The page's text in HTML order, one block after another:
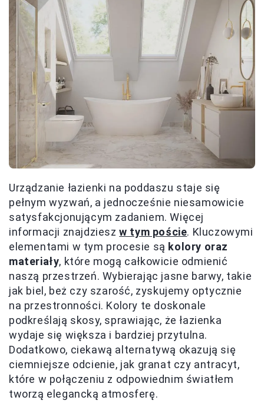
Urządzanie łazienki na poddaszu staje się
pełnym wyzwań, a jednocześnie niesamowicie
satysfakcjonującym zadaniem. Więcej
informacji znajdzieszw tym poście. Kluczowymi
elementami w tym procesie są kolory oraz
materiały, które mogą całkowicie odmienić
naszą przestrzeń. Wybierając jasne barwy, takie
jak biel, beż czy szarość, zyskujemy optycznie
na przestronności. Kolory te doskonale
podkreślają skosy, sprawiając, że łazienka
wydaje się większa i bardziej przytulna.
Dodatkowo, ciekawą alternatywą okazują się
ciemniejsze odcienie, jak granat czy antracyt,
które w połączeniu z odpowiednim światłem
tworzą elegancką atmosferę.